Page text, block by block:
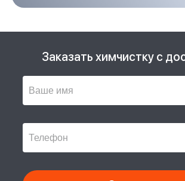
Заказать химчистку с